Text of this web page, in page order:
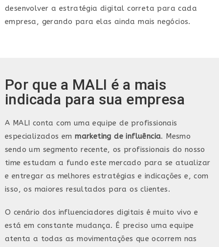
desenvolver a estratégia digital correta para cada
empresa, gerando para elas ainda mais negócios.
Por que a MALI é a mais
indicada para sua empresa
A MALI conta com uma equipe de profissionais
especializados emmarketing de influência. Mesmo
sendo um segmento recente, os profissionais do nosso
time estudam a fundo este mercado para se atualizar
e entregar as melhores estratégias e indicações e, com
isso, os maiores resultados para os clientes.
O cenário dos influenciadores digitais é muito vivo e
está em constante mudança. É preciso uma equipe
atenta a todas as movimentações que ocorrem nas